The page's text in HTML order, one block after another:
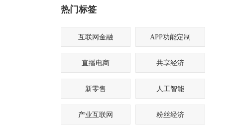
司时，常常陷入“选择
热门标签
互联网金融 APP功能定制
直播电商 共享经济
新零售 人工智能
产业互联网 粉丝经济